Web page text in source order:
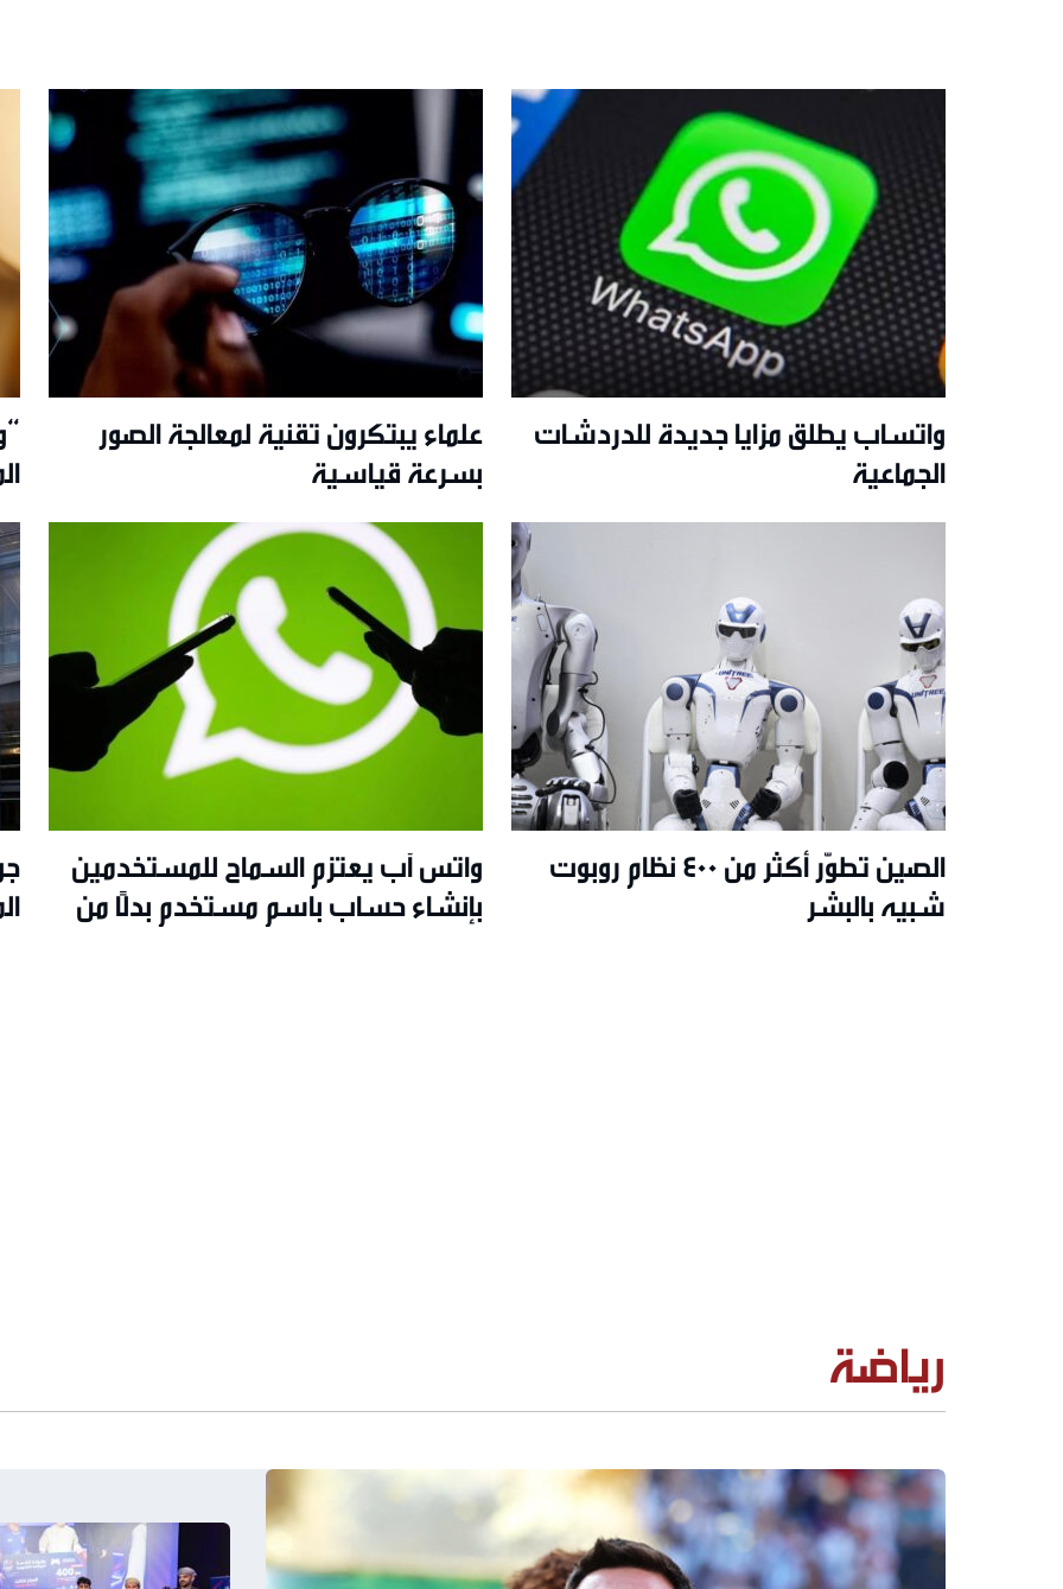
واتساب يطلق مزايا جديدة للدردشات
الجماعية
علماء يبتكرون تقنية لمعالجة الصور
بسرعة قياسية
الصين تطوّر أكثر من 400 نظام روبوت
شبيه بالبشر
واتس آب يعتزم السماح للمستخدمين
بإنشاء حساب باسم مستخدم بدلًا من
رياضة